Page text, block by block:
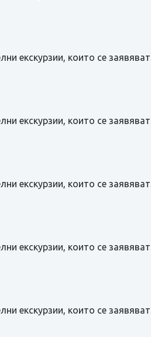
екскурзии, които се
екскурзии, които се
екскурзии, които се
екскурзии, които се
екскурзии, които се